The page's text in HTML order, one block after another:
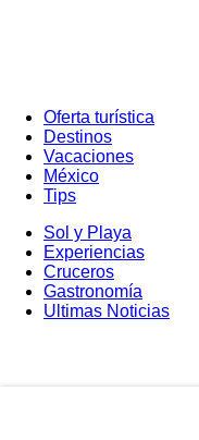
Oferta turística
Destinos
Vacaciones
México
Tips
Sol y Playa
Experiencias
Cruceros
Gastronomía
Ultimas Noticias